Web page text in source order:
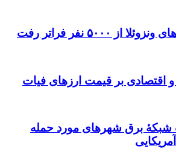
تجهیزات جوشکاری، کیفیت
می‌کند؟
باعث صعود نکردن تیم ملی شد/
را عوض کند